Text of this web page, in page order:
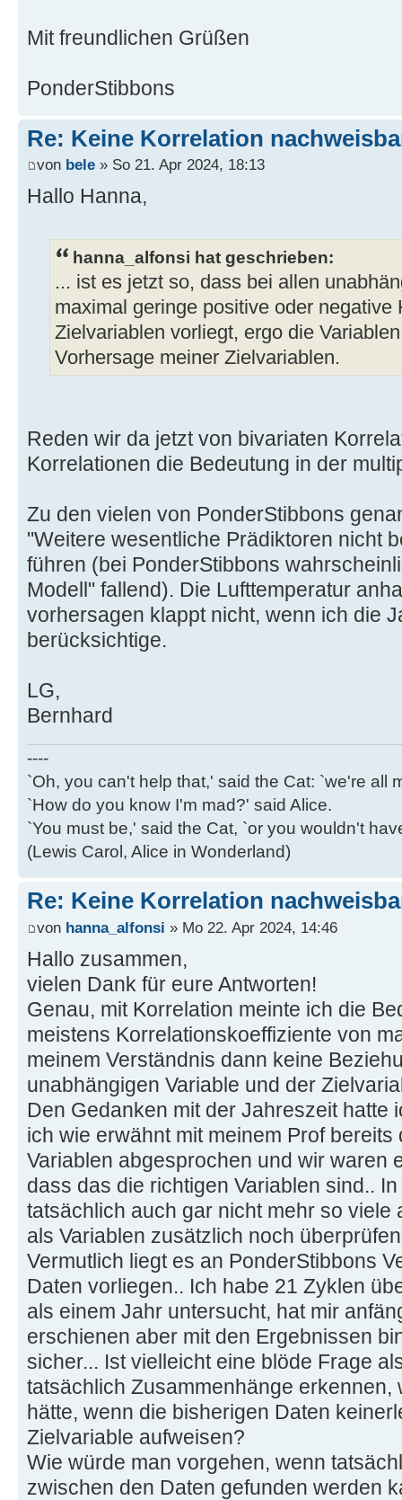
Mit freundlichen Grüßen
PonderStibbons
Re: Keine Korrelation
von bele » So 21. Apr 2024, 18:13
Hallo Hanna,
hanna_alfonsi hat geschrieben:
... ist es jetzt so, dass bei allen
maximal geringe positive oder negative
Zielvariablen vorliegt, ergo die
Vorhersage meiner Zielvariablen.
Reden wir da jetzt von bivariaten
Korrelationen die Bedeutung in der
Zu den vielen von PonderStibbons
"Weitere wesentliche Prädiktoren nicht
führen (bei PonderStibbons
Modell" fallend). Die Lufttemperatur
vorhersagen klappt nicht, wenn ich die
berücksichtige.
LG,
Bernhard
----
`Oh, you can't help that,' said the Cat: `we're all
`How do you know I'm mad?' said Alice.
`You must be,' said the Cat, `or you wouldn't
(Lewis Carol, Alice in Wonderland)
Re: Keine Korrelation
von hanna_alfonsi » Mo 22. Apr 2024, 14:46
Hallo zusammen,
vielen Dank für eure Antworten!
Genau, mit Korrelation meinte ich die
meistens Korrelationskoeffiziente von
meinem Verständnis dann keine
unabhängigen Variable und der
Den Gedanken mit der Jahreszeit hatte
ich wie erwähnt mit meinem Prof
Variablen abgesprochen und wir waren
dass das die richtigen Variablen sind..
tatsächlich auch gar nicht mehr so viele
als Variablen zusätzlich noch
Vermutlich liegt es an PonderStibbons
Daten vorliegen.. Ich habe 21 Zyklen
als einem Jahr untersucht, hat mir
erschienen aber mit den Ergebnissen
sicher... Ist vielleicht eine blöde Frage
tatsächlich Zusammenhänge erkennen,
hätte, wenn die bisherigen Daten
Zielvariable aufweisen?
Wie würde man vorgehen, wenn
zwischen den Daten gefunden werden